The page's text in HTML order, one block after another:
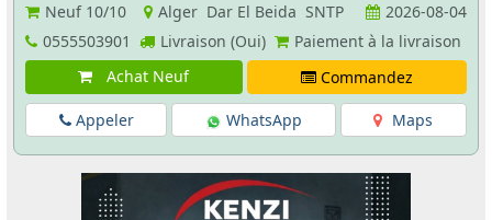
Neuf 10/10 Alger Dar El Beida SNTP
2026-08-04
0555503901
Livraison (Oui)
Paiement à la livraison
Achat Neuf
Commandez
Appeler WhatsApp Maps